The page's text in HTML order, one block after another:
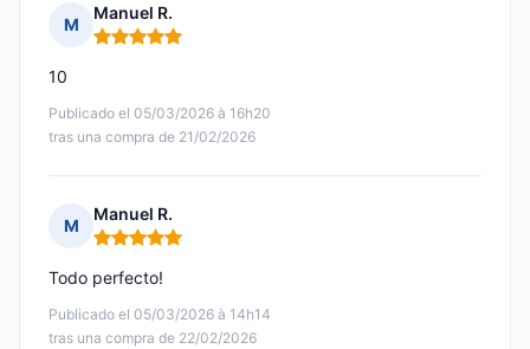
M
Manuel R.
Nota: 5 de 5
Publicado el 05/03/2026 à 16h20
tras una compra de 21/02/2026
10
M
Manuel R.
Nota: 5 de 5
Publicado el 05/03/2026 à 14h14
tras una compra de 22/02/2026
Todo perfecto!